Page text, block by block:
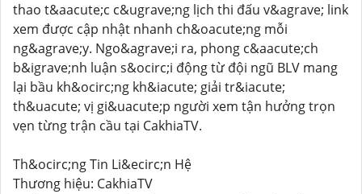
thao t&aacute;c c&ugrave;ng lịch thi đấu v&agrave; link
xem được cập nhật nhanh ch&oacute;ng mỗi
ng&agrave;y. Ngo&agrave;i ra, phong c&aacute;ch
b&igrave;nh luận s&ocirc;i động từ đội ngũ BLV mang
lại bầu kh&ocirc;ng kh&iacute; giải tr&iacute;
th&uacute; vị gi&uacute;p người xem tận hưởng trọn
vẹn từng trận cầu tại CakhiaTV.
Th&ocirc;ng Tin Li&ecirc;n Hệ
Thương hiệu: CakhiaTV